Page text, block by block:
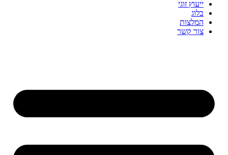
ייעוץ זוגי
בלוג
המלצות
צור קשר